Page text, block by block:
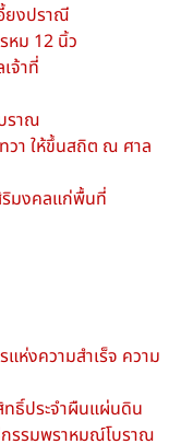
ยงปราณี
หม 12 นิ้ว
จ้าที่
ราณ
า ให้ขึ้นสถิต ณ ศาล
ริมงคลแก่พื้นที่
ห่งความสำเร็จ ความ
ธิ์ประจำผืนแผ่นดิน
รรมพราหมณ์โบราณ